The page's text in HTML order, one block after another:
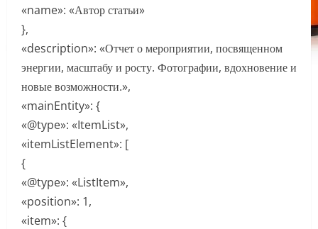
«name»: «Автор статьи»
},
«description»: «Отчет о мероприятии, посвященном
энергии, масштабу и росту. Фотографии, вдохновение и
новые возможности.»,
«mainEntity»: {
«@type»: «ItemList»,
«itemListElement»: [
{
«@type»: «ListItem»,
«position»: 1,
«item»: {